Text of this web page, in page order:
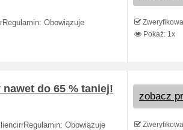
Obowiązuje
Pokaż: 1x
do 65 % taniej!
Obowiązuje
zobacz